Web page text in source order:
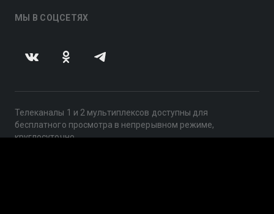
МЫ В СОЦСЕТЯХ
Телеканалы 1 и 2 мультиплексов доступны для
бесплатного просмотра в непрерывном режиме,
круглосуточно.